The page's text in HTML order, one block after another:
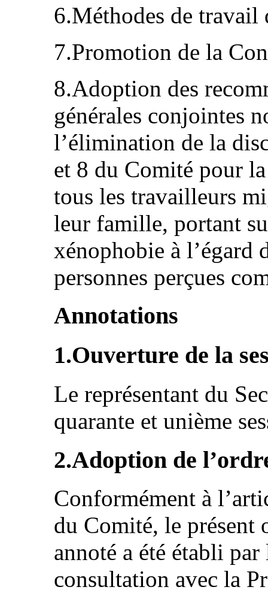
6.Méthodes de travail
7.Promotion de la
8.Adoption des
générales conjointes
l’élimination de la
et 8 du Comité pour
tous les travailleurs
leur famille, portant
xénophobie à l’égard
personnes perçues
Annotations
1.Ouverture de la
Le représentant du
quarante et unième
2.Adoption de
Conformément à
du Comité, le
annoté a été établi
consultation avec la